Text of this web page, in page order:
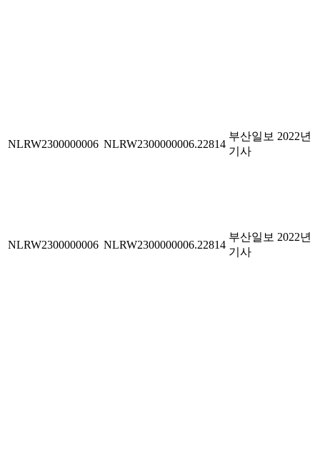
NLRW2300000006 NLRW2300000006.22814
부산일보 2022년
기사
NLRW2300000006 NLRW2300000006.22814
부산일보 2022년
기사